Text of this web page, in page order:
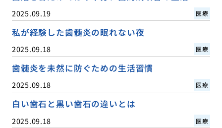
2025.09.19 医療
私が経験した歯髄炎の眠れない夜
2025.09.18 医療
歯髄炎を未然に防ぐための生活習慣
2025.09.18 医療
白い歯石と黒い歯石の違いとは
2025.09.18 医療